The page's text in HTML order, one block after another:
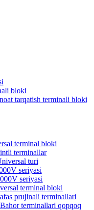
bloki
tarqatish terminali bloki
terminal bloki
terminallar
turi
seriyasi
seriyasi
terminal bloki
prujinali terminallari
terminallari qopqoq